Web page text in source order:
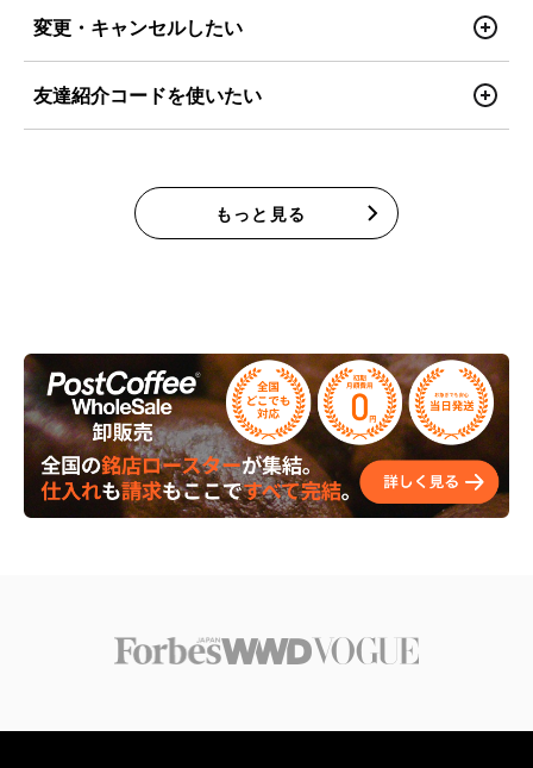
変更・キャンセルしたい
友達紹介コードを使いたい
もっと見る